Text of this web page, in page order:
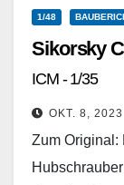
1/48
Sikorsky
ICM - 1/35
OKT. 8, 2023
Zum Original: